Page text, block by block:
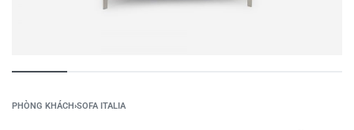
PHÒNG KHÁCH›SOFA ITALIA